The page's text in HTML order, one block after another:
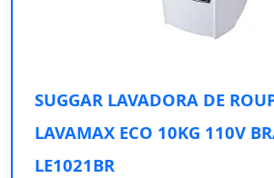
SUGGAR LAVADORA DE
LAVAMAX ECO 10KG 110V
LE1021BR